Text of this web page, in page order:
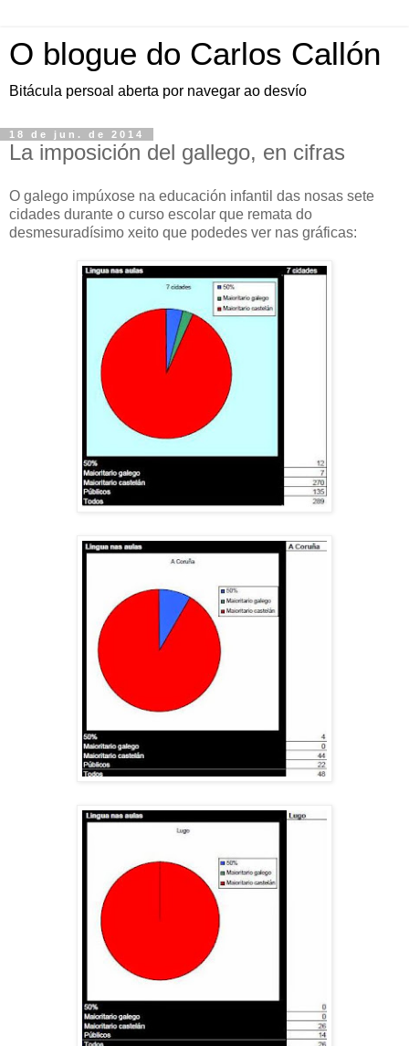
O blogue do Carlos Callón
Bitácula persoal aberta por navegar ao desvío
18 de jun. de 2014
La imposición del gallego, en cifras
O galego impúxose na educación infantil das nosas sete
cidades durante o curso escolar que remata do
desmesuradísimo xeito que podedes ver nas gráficas: